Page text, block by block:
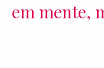
em mente,